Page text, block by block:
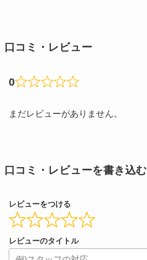
口コミ・レビュー
0
まだレビューがありません。
口コミ・レビューを書き込む
レビューをつける
レビューのタイトル